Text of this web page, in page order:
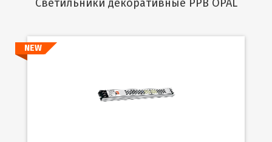
Cветильники декоративные PPB OPAL
Подробнее
NEW